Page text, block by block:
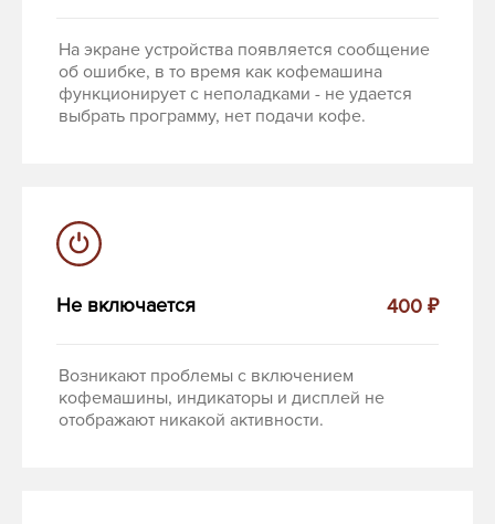
На экране устройства появляется сообщение
об ошибке, в то время как кофемашина
функционирует с неполадками - не удается
выбрать программу, нет подачи кофе.
Не включается 400 ₽
Возникают проблемы с включением
кофемашины, индикаторы и дисплей не
отображают никакой активности.